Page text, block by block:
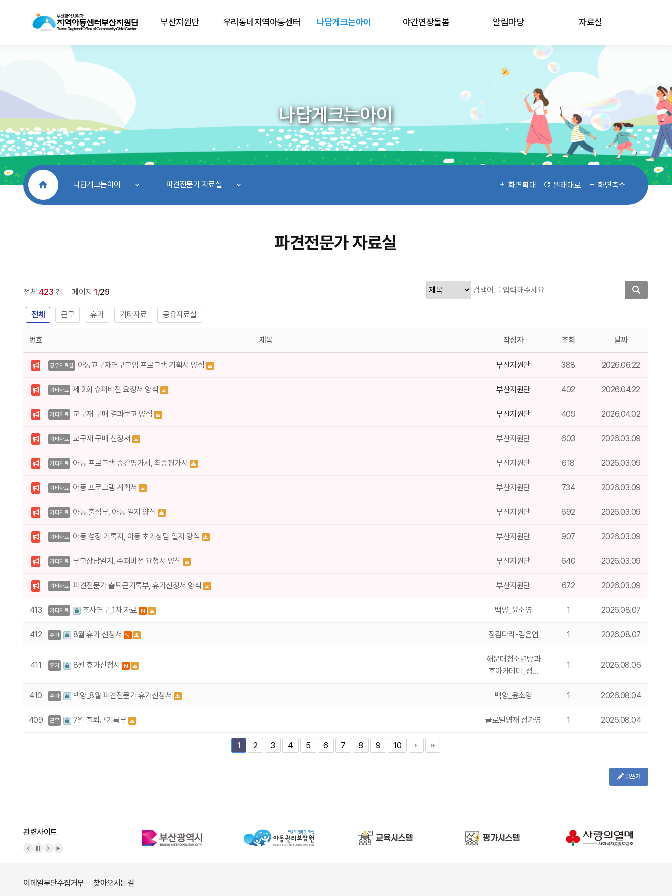
부산지원단 우리동네지역아동센터 나답게크는아이 야간연장돌봄 알림마당 자료실
나답게크는아이
처음으로나답게크는아이 파견전문가 자료실 화면확대 원래대로 화면축소
파견전문가 자료실
전체 423 건 페이지 1/29
전체 근무 휴가 기타자료 공유자료실
번호 제목 작성자 조회 날짜
공유자료실 아동교구재연구모임 프로그램 기획서 양식 부산지원단 388 2026.06.22
기타자료 제 2회 슈퍼비전 요청서 양식 부산지원단 402 2026.04.22
기타자료 교구재 구매 결과보고 양식 부산지원단 409 2026.04.02
기타자료 교구재 구매 신청서 부산지원단 603 2026.03.09
기타자료 아동 프로그램 중간평가서, 최종평가서 부산지원단 618 2026.03.09
기타자료 아동 프로그램 계획서 부산지원단 734 2026.03.09
기타자료 아동 출석부, 아동 일지 양식 부산지원단 692 2026.03.09
기타자료 아동 성장 기록지, 아동 초기상담 일지 양식 부산지원단 907 2026.03.09
기타자료 부모상담일지, 수퍼비전 요청서 양식 부산지원단 640 2026.03.09
기타자료 파견전문가 출퇴근기록부, 휴가신청서 양식 부산지원단 672 2026.03.09
413 기타자료 조사연구_1차 자료 N 백양_윤소영 1 2026.08.07
412 휴가 8월 휴가 신청서 N 징검다리-김은엽 1 2026.08.07
411 휴가 8월 휴가신청서 N
해운대청소년방과
후아카데미_정…
1 2026.08.06
410 휴가 백양_8월 파견전문가 휴가신청서 백양_윤소영 1 2026.08.04
409 근무 7월 출퇴근기록부 글로벌영재 정가영 1 2026.08.04
1 2 3 4 5 6 7 8 9 10
글쓰기
관련사이트
이메일무단수집거부 찾아오시는길